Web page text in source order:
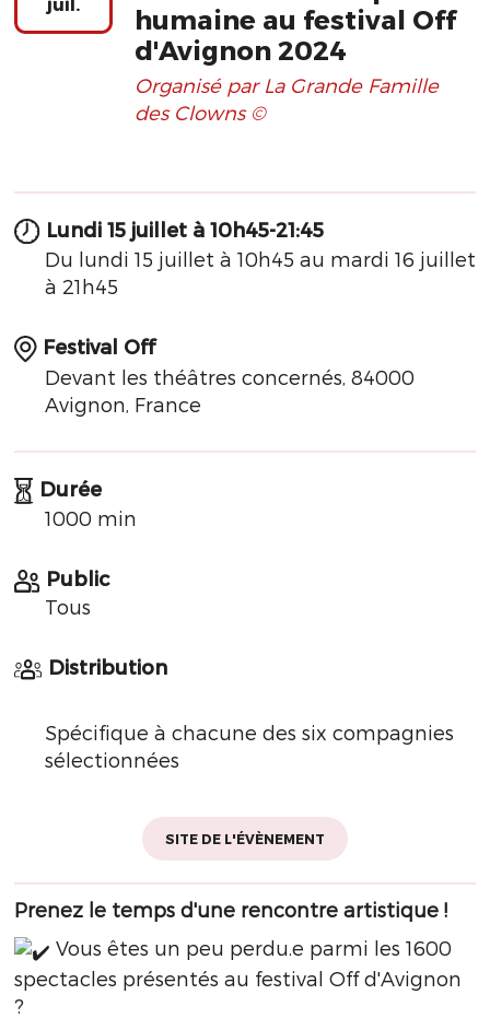
humaine au festival Off
d'Avignon 2024
Organisé par La Grande Famille
des Clowns ©
Lundi 15 juillet à 10h45-21:45
Du lundi 15 juillet à 10h45 au mardi 16 juillet
à 21h45
Festival Off
Devant les théâtres concernés, 84000
Avignon, France
Durée
1000 min
Public
Tous
Distribution
Spécifique à chacune des six compagnies
sélectionnées
SITE DE L'ÉVÈNEMENT
Prenez le temps d'une rencontre artistique !
Vous êtes un peu perdu.e parmi les 1600
spectacles présentés au festival Off d'Avignon
?